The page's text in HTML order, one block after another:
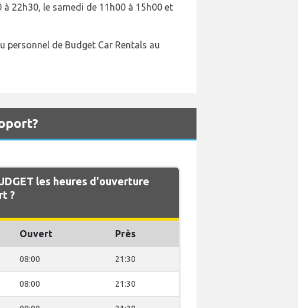
22h30, le samedi de 11h00 à 15h00 et
personnel de Budget Car Rentals au
les heures d'ouverture
?
Ouvert Près
08:00 21:30
08:00 21:30